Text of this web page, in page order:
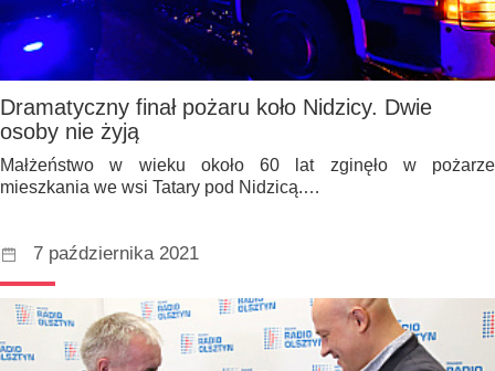
Dramatyczny finał pożaru koło Nidzicy. Dwie
osoby nie żyją
Małżeństwo w wieku około 60 lat zginęło w pożarze
mieszkania we wsi Tatary pod Nidzicą.…
7 października 2021